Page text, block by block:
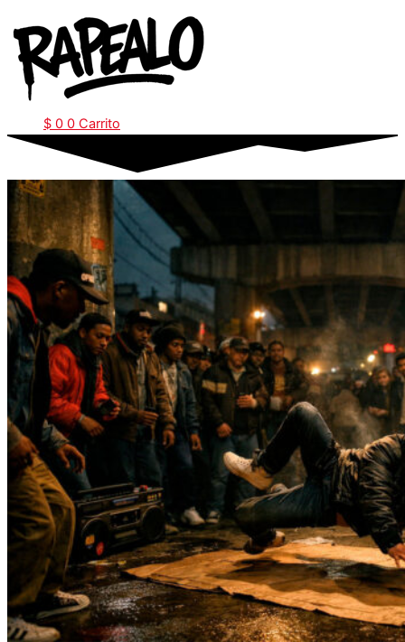
al
contenido
$ 0 0 Carrito